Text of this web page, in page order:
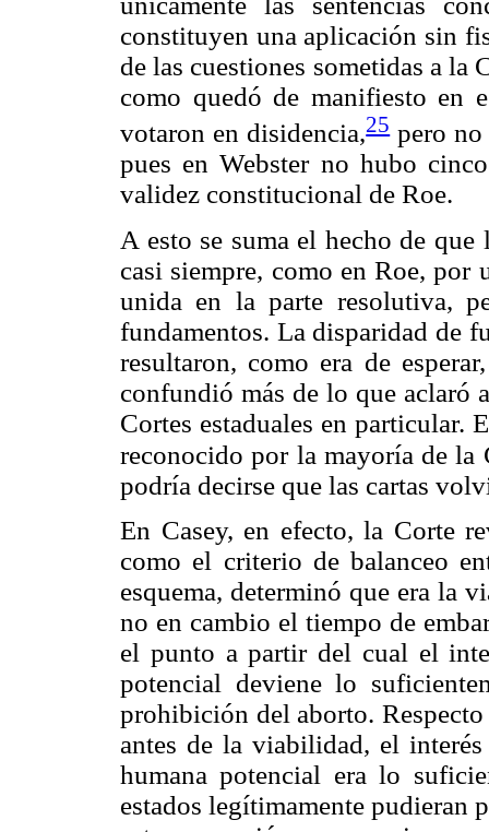
constituyen una aplicación sin
de las cuestiones sometidas a la
como quedó de manifiesto en
votaron en disidencia,25pero no
pues en Webster no hubo
validez constitucional de Roe.
A esto se suma el hecho de
casi siempre, como en Roe, por
unida en la parte resolutiva,
fundamentos. La disparidad de
resultaron, como era de
confundió más de lo que aclaró
Cortes estaduales en particular.
reconocido por la mayoría de la
podría decirse que las cartas
En Casey, en efecto, la Corte
como el criterio de balanceo
esquema, determinó que era la
no en cambio el tiempo de
el punto a partir del cual el
potencial deviene lo
prohibición del aborto.
antes de la viabilidad, el
humana potencial era lo
estados legítimamente pudieran